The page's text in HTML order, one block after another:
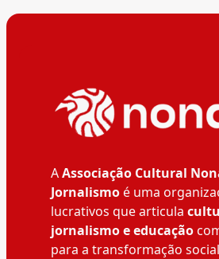
AAssociação Cultural
Jornalismoé uma
lucrativos que articula
jornalismo e educação
para a transformação